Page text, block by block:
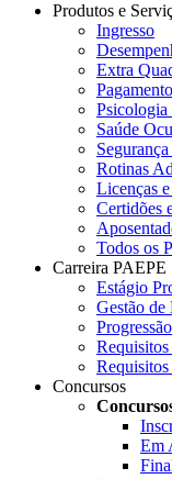
Produtos e
Ingresso
Extra
Psicologia
Saúde
Rotinas
Licenças
Certidões
Todos os
Carreira PAEPE
Estágio
Gestão de
Progressão
Requisitos
Concursos
Em